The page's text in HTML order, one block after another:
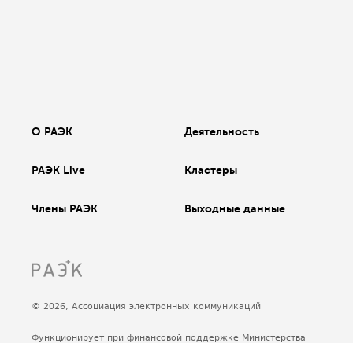
О РАЭК Деятельность
РАЭК Live Кластеры
Члены РАЭК Выходные данные
© 2026, Ассоциация электронных коммуникаций
Функционирует при финансовой поддержке Министерства